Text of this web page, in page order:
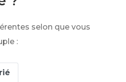
selon que vous
: